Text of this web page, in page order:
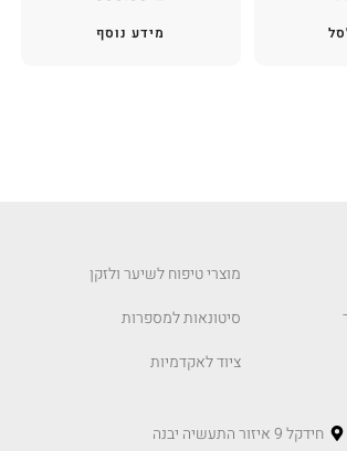
מידע נוסף
מוצרי טיפוח לשיער ולזקן
סיטונאות למספרות
ציוד לאקדמיות
חידקל 9 איזור התעשיה יבנה